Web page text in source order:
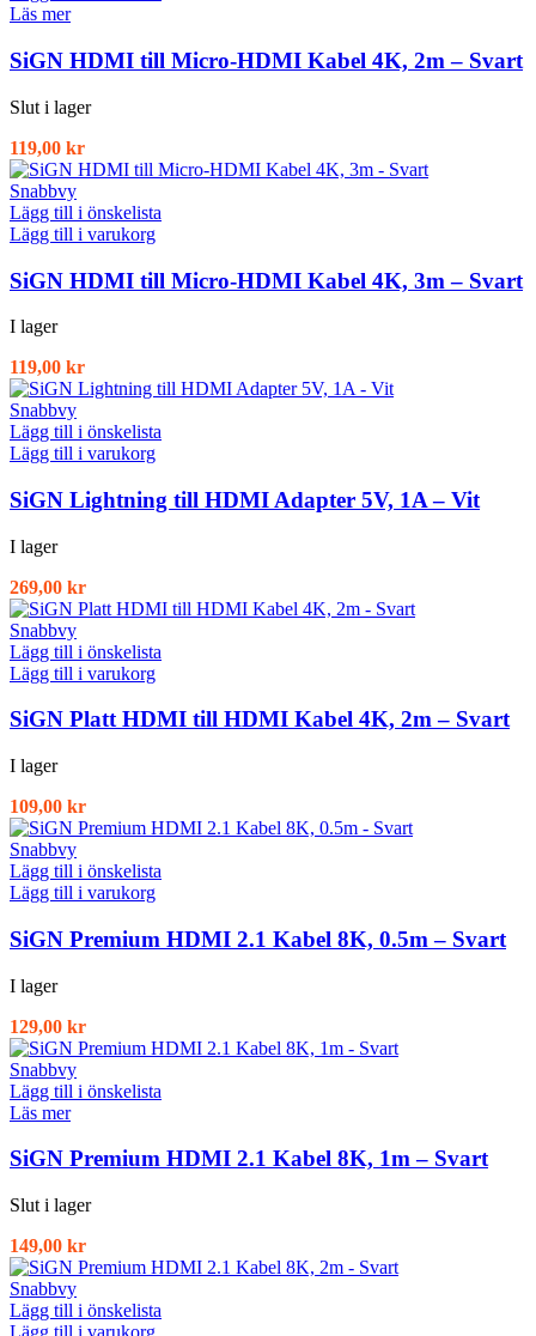
Läs mer
SiGN HDMI till Micro-HDMI Kabel 4K, 2m – Svart
Slut i lager
119,00 kr
Snabbvy
Lägg till i önskelista
Lägg till i varukorg
SiGN HDMI till Micro-HDMI Kabel 4K, 3m – Svart
I lager
119,00 kr
Snabbvy
Lägg till i önskelista
Lägg till i varukorg
SiGN Lightning till HDMI Adapter 5V, 1A – Vit
I lager
269,00 kr
Snabbvy
Lägg till i önskelista
Lägg till i varukorg
SiGN Platt HDMI till HDMI Kabel 4K, 2m – Svart
I lager
109,00 kr
Snabbvy
Lägg till i önskelista
Lägg till i varukorg
SiGN Premium HDMI 2.1 Kabel 8K, 0.5m – Svart
I lager
129,00 kr
Snabbvy
Lägg till i önskelista
Läs mer
SiGN Premium HDMI 2.1 Kabel 8K, 1m – Svart
Slut i lager
149,00 kr
Snabbvy
Lägg till i önskelista
Lägg till i varukorg